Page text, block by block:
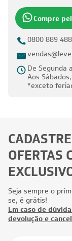
Compre
0800 889
De Segunda
Aos
*exceto
OFERTAS
Seja sempre o
se, é grátis!
Em caso de
devolução e